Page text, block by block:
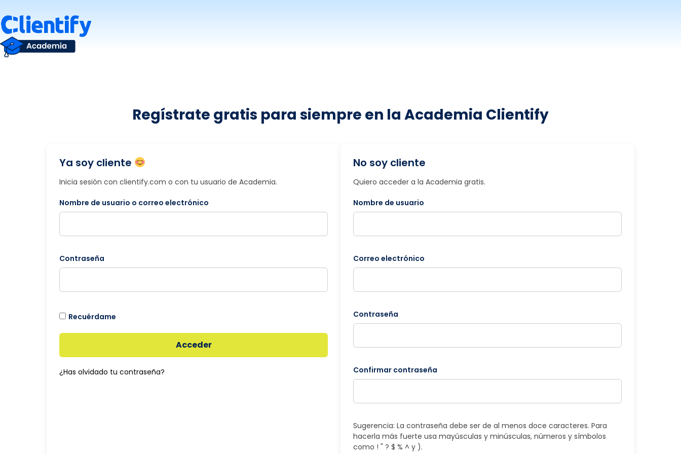
al
contenido
Regístrate gratis para siempre en la Academia Clientify
Ya soy cliente
Inicia sesión con clientify.com o con tu usuario de Academia.
Nombre de usuario o correo electrónico
Contraseña
Recuérdame
Acceder
¿Has olvidado tu contraseña?
No soy cliente
Quiero acceder a la Academia gratis.
Nombre de usuario
Correo electrónico
Contraseña
Confirmar contraseña
Sugerencia: La contraseña debe ser de al menos doce caracteres. Para
hacerla más fuerte usa mayúsculas y minúsculas, números y símbolos
como ! " ? $ % ^ y ).